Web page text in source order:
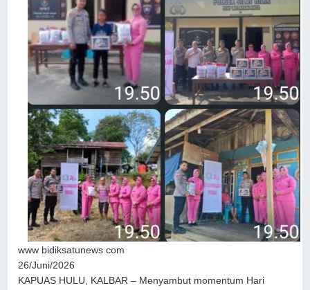
www bidiksatunews com
26/Juni/2026
KAPUAS HULU, KALBAR – Menyambut momentum Hari